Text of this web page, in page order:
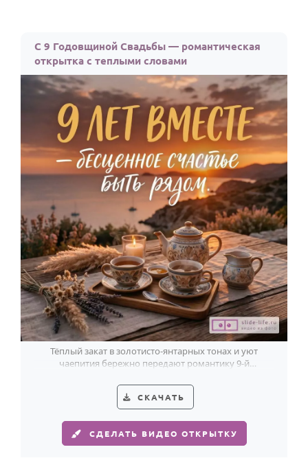
С 9 Годовщиной Свадьбы — романтическая
открытка с теплыми словами
Тёплый закат в золотисто-янтарных тонах и уют
чаепития бережно передают романтику 9-й
СКАЧАТЬ
СДЕЛАТЬ ВИДЕО ОТКРЫТКУ